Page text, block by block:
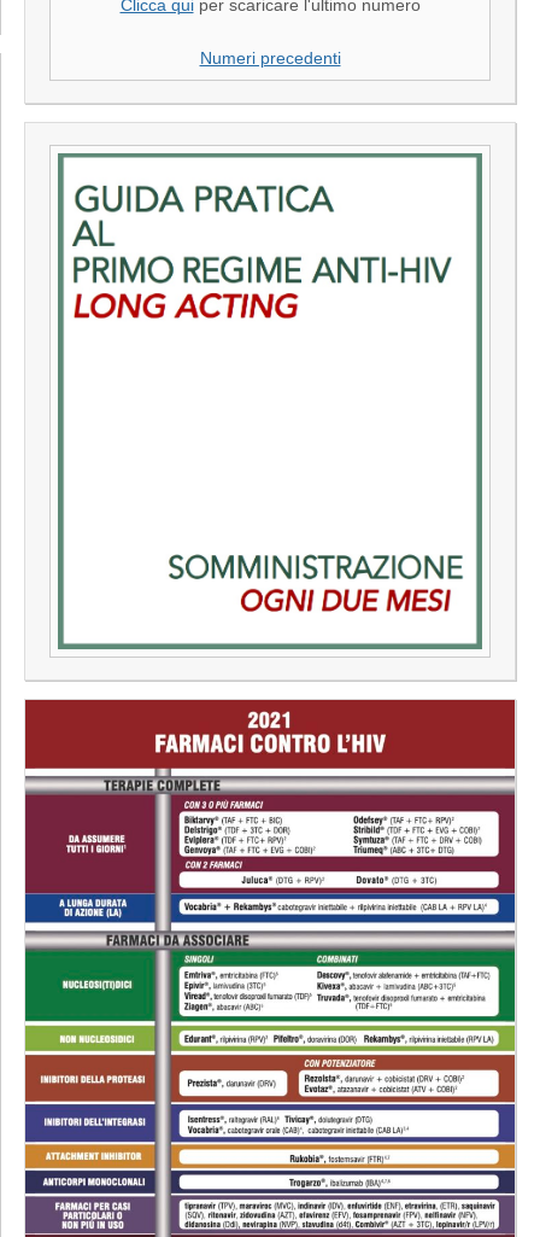
Clicca quiper scaricare l'ultimo numero
Numeri precedenti